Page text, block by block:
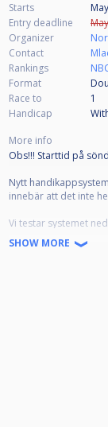
Starts
Entry deadline
Organizer
Contact
Rankings
Format
Race to
1
Handicap
More info
Obs!!! Starttid på
Nytt
innebär att det inte
Vi testar systemet
det jämnar ut
klubbtävlingar.
SHOW MORE